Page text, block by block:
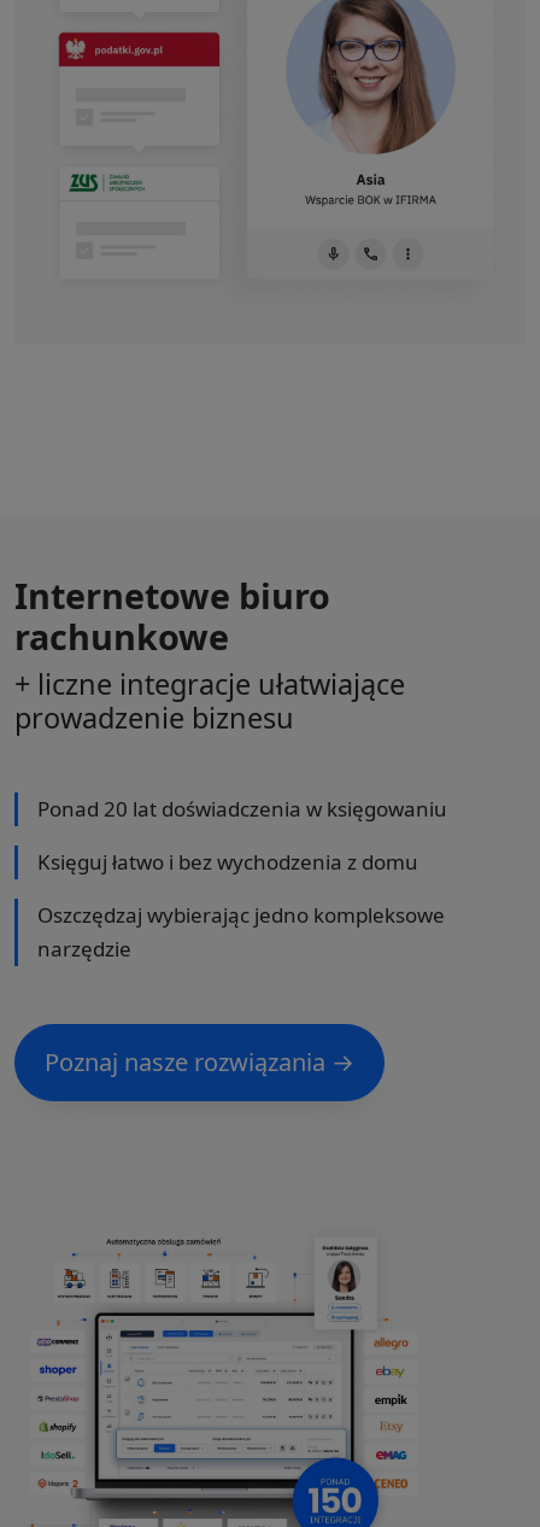
Internetowe biuro
rachunkowe
+ liczne integracje ułatwiające
prowadzenie biznesu
Ponad 20 lat doświadczenia w księgowaniu
Księguj łatwo i bez wychodzenia z domu
Oszczędzaj wybierając jedno kompleksowe
narzędzie
Poznaj nasze rozwiązania →